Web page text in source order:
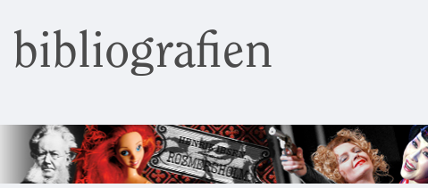
bibliografien